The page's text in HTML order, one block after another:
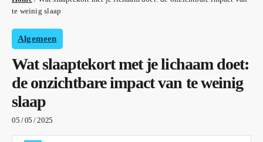
te weinig slaap
Algemeen
Wat slaaptekort met je lichaam doet:
de onzichtbare impact van te weinig
slaap
05 / 05 / 2025